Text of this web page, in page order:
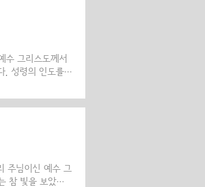
나, 부족함을 호
수 그리스도께서
. 성령의 인도를
누구나 밝은 광선
니다. 어떻게 이
주님이신 예수 그
참 빛을 보았